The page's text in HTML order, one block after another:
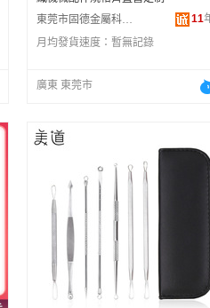
東莞市固德金屬科技有限公司
11
月均發貨速度： 暫無記錄
廣東 東莞市